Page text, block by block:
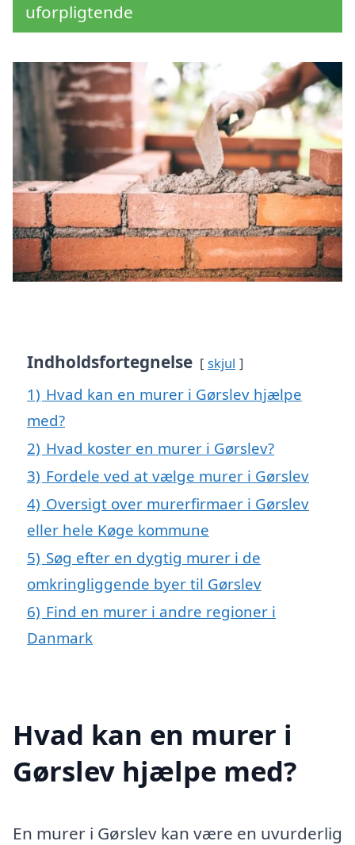
uforpligtende
Indholdsfortegnelse skjul
1) Hvad kan en murer i Gørslev hjælpe
med?
2) Hvad koster en murer i Gørslev?
3) Fordele ved at vælge murer i Gørslev
4) Oversigt over murerfirmaer i Gørslev
eller hele Køge kommune
5) Søg efter en dygtig murer i de
omkringliggende byer til Gørslev
6) Find en murer i andre regioner i
Danmark
Hvad kan en murer i
Gørslev hjælpe med?
En murer i Gørslev kan være en uvurderlig